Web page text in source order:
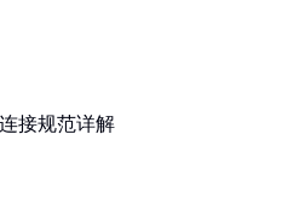
接规范详解